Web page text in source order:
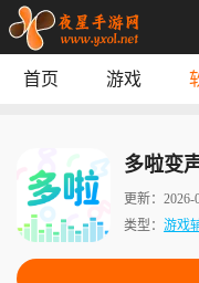
专题
首页 游戏
多啦变
更新： 2026-
类型： 游戏